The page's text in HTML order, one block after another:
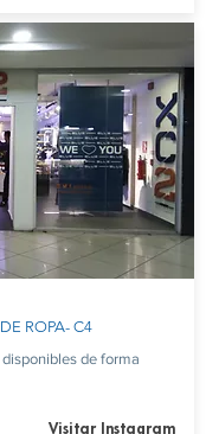
ROPA- C4
de forma
Visitar Instagram